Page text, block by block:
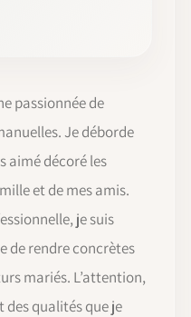
passionnée de
Je déborde
aimé décoré les
et de mes amis.
je suis
de rendre concrètes
mariés. L’attention,
des qualités que je